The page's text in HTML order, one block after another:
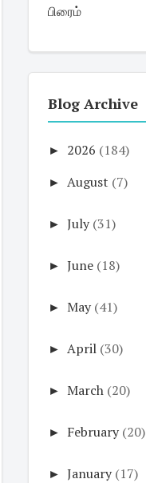
பிரைம்
Blog Archive
► 2026 (184)
► August (7)
► July (31)
► June (18)
► May (41)
► April (30)
► March (20)
► February (20)
► January (17)